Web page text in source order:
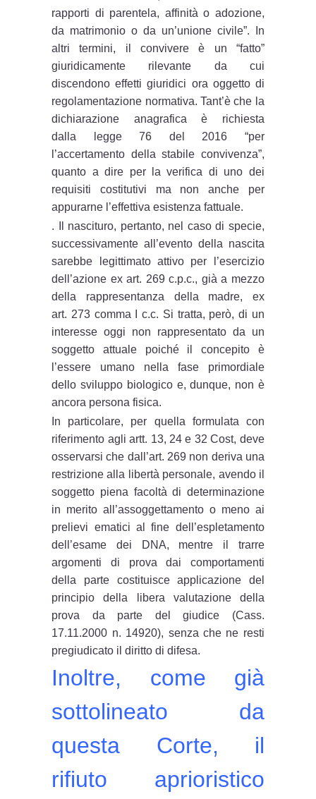
rapporti di parentela, affinità o adozione,
da matrimonio o da un’unione civile”. In
altri termini, il convivere è un “fatto”
giuridicamente rilevante da cui
discendono effetti giuridici ora oggetto di
regolamentazione normativa. Tant’è che la
dichiarazione anagrafica è richiesta
dalla legge 76 del 2016 “per
l’accertamento della stabile convivenza”,
quanto a dire per la verifica di uno dei
requisiti costitutivi ma non anche per
appurarne l’effettiva esistenza fattuale.
. Il nascituro, pertanto, nel caso di specie,
successivamente all’evento della nascita
sarebbe legittimato attivo per l’esercizio
dell’azione ex art. 269 c.p.c., già a mezzo
della rappresentanza della madre, ex
art. 273 comma I c.c. Si tratta, però, di un
interesse oggi non rappresentato da un
soggetto attuale poiché il concepito è
l’essere umano nella fase primordiale
dello sviluppo biologico e, dunque, non è
ancora persona fisica.
In particolare, per quella formulata con
riferimento agli artt. 13, 24 e 32 Cost, deve
osservarsi che dall’art. 269 non deriva una
restrizione alla libertà personale, avendo il
soggetto piena facoltà di determinazione
in merito all’assoggettamento o meno ai
prelievi ematici al fine dell’espletamento
dell’esame dei DNA, mentre il trarre
argomenti di prova dai comportamenti
della parte costituisce applicazione del
principio della libera valutazione della
prova da parte del giudice (Cass.
17.11.2000 n. 14920), senza che ne resti
pregiudicato il diritto di difesa.
Inoltre, come già
sottolineato da
questa Corte, il
rifiuto aprioristico